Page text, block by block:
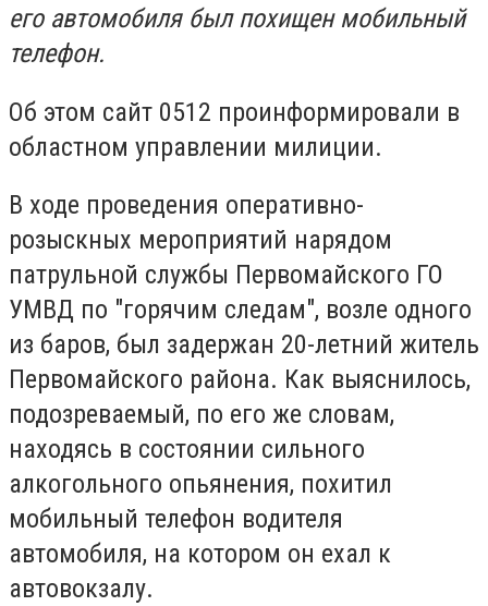
его автомобиля был похищен мобильный
телефон.
Об этом сайт 0512 проинформировали в
областном управлении милиции.
В ходе проведения оперативно-
розыскных мероприятий нарядом
патрульной службы Первомайского ГО
УМВД по "горячим следам", возле одного
из баров, был задержан 20-летний житель
Первомайского района. Как выяснилось,
подозреваемый, по его же словам,
находясь в состоянии сильного
алкогольного опьянения, похитил
мобильный телефон водителя
автомобиля, на котором он ехал к
автовокзалу.